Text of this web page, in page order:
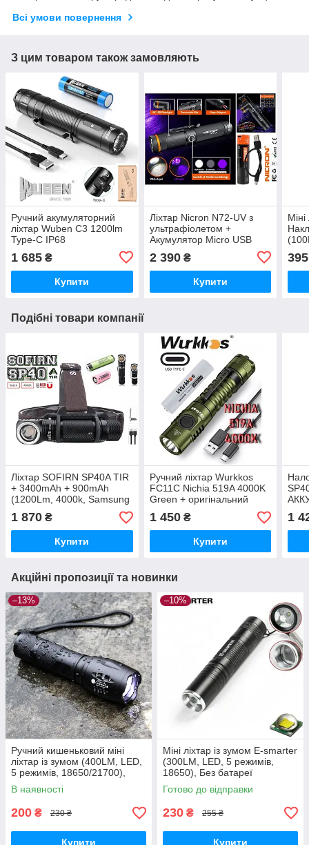
Всі умови повернення
З цим товаром також замовляють
Ручний акумуляторний
ліхтар Wuben C3 1200lm
Type-C IP68
оригінальний акумулятор
18650 2600mAh
1 685 ₴
Купити
Ліхтар Nicron N72-UV з
ультрафіолетом +
Акумулятор Micro USB
Торцевий магніт, Кліпса)
2 390₴
Купити
395
Подібні товари компанії
Ліхтар SOFIRN SP40A TIR
+ 3400mAh + 900mAh
(1200Lm, 4000k, Samsung
LH351D, USB-C, IPX7,
EDC, 18650,18350)
1 870 ₴
Купити
Ручний ліхтар Wurkkos
FC11C Nichia 519A 4000K
Green + оригінальний
акумулятор 18650
3000mAh
1 450₴
Купити
1
Акційні пропозиції та новинки
–13%
Ручний кишеньковий міні
ліхтар із зумом (400LM, LED,
5 режимів, 18650/21700),
Ліхтарик без батареї
В наявності
200 ₴ 230 ₴
Купити
–10%
Міні ліхтар із зумом E-smarter
(300LM, LED, 5 режимів,
18650), Без батареї
Готово до відправки
230 ₴ 255 ₴
Купити